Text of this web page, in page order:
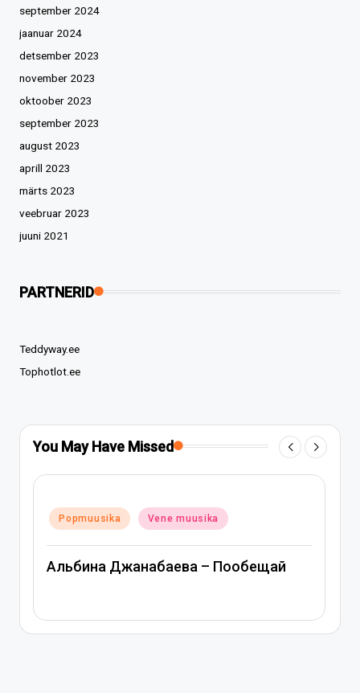
september 2024
jaanuar 2024
detsember 2023
november 2023
oktoober 2023
september 2023
august 2023
aprill 2023
märts 2023
veebruar 2023
juuni 2021
PARTNERID
Teddyway.ee
Tophotlot.ee
You May Have Missed
Posted
in
Popmuusika Vene muusika
Альбина Джанабаева – Пообещай